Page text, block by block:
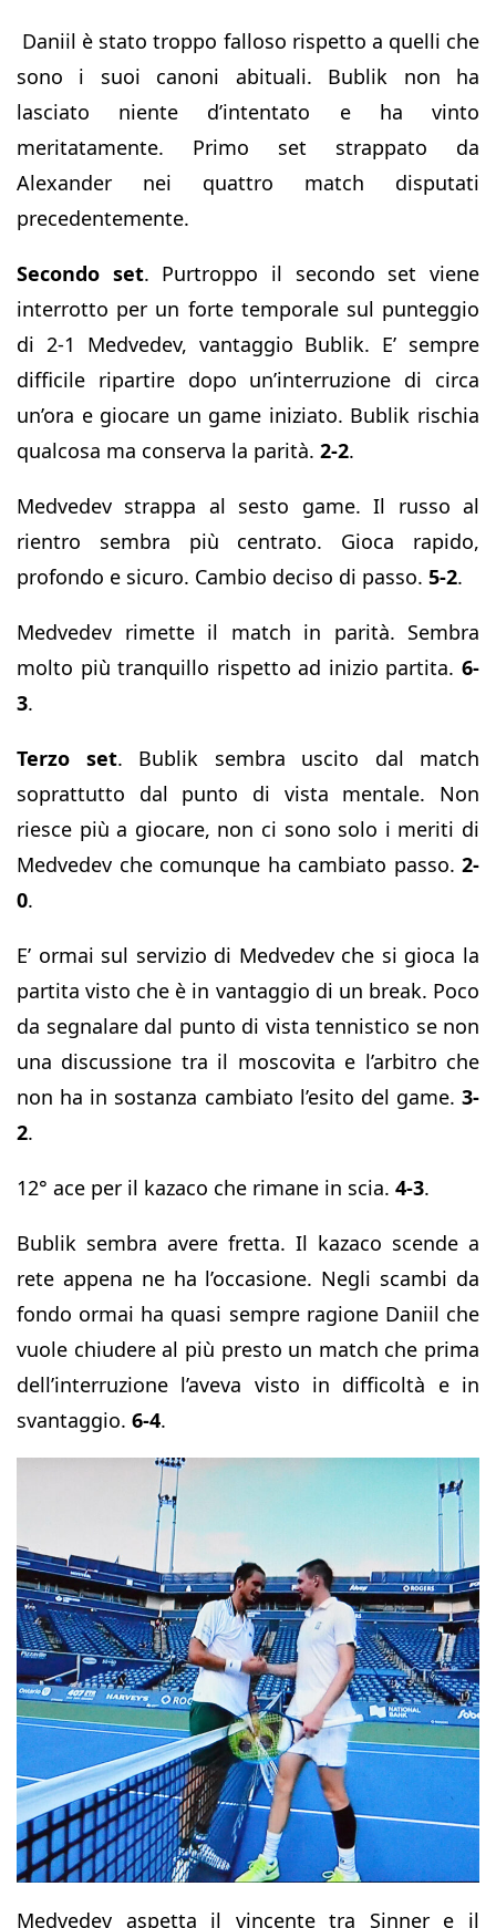
Daniil è stato troppo falloso rispetto a quelli che
sono i suoi canoni abituali. Bublik non ha
lasciato niente d’intentato e ha vinto
meritatamente. Primo set strappato da
Alexander nei quattro match disputati
precedentemente.
Secondo set. Purtroppo il secondo set viene
interrotto per un forte temporale sul punteggio
di 2-1 Medvedev, vantaggio Bublik. E’ sempre
difficile ripartire dopo un’interruzione di circa
un’ora e giocare un game iniziato. Bublik rischia
qualcosa ma conserva la parità. 2-2.
Medvedev strappa al sesto game. Il russo al
rientro sembra più centrato. Gioca rapido,
profondo e sicuro. Cambio deciso di passo. 5-2.
Medvedev rimette il match in parità. Sembra
molto più tranquillo rispetto ad inizio partita. 6-
3.
Terzo set. Bublik sembra uscito dal match
soprattutto dal punto di vista mentale. Non
riesce più a giocare, non ci sono solo i meriti di
Medvedev che comunque ha cambiato passo. 2-
0.
E’ ormai sul servizio di Medvedev che si gioca la
partita visto che è in vantaggio di un break. Poco
da segnalare dal punto di vista tennistico se non
una discussione tra il moscovita e l’arbitro che
non ha in sostanza cambiato l’esito del game. 3-
2.
12° ace per il kazaco che rimane in scia. 4-3.
Bublik sembra avere fretta. Il kazaco scende a
rete appena ne ha l’occasione. Negli scambi da
fondo ormai ha quasi sempre ragione Daniil che
vuole chiudere al più presto un match che prima
dell’interruzione l’aveva visto in difficoltà e in
svantaggio. 6-4.
Medvedev aspetta il vincente tra Sinner e il